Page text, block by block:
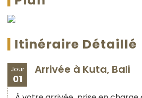
Itinéraire Détaillé
Jour
01
Arrivée à Kuta, Bali